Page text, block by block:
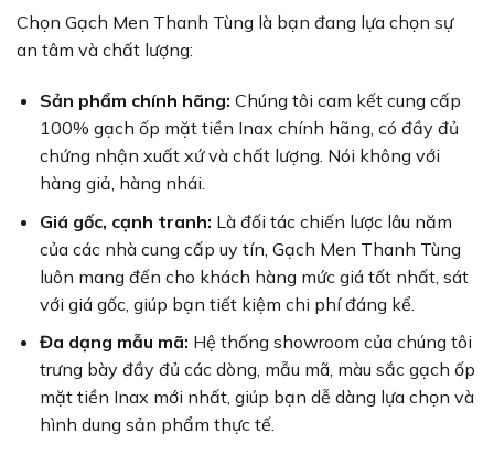
Chọn Gạch Men Thanh Tùng là bạn đang lựa chọn sự
an tâm và chất lượng:
Sản phẩm chính hãng: Chúng tôi cam kết cung cấp
100% gạch ốp mặt tiền Inax chính hãng, có đầy đủ
chứng nhận xuất xứ và chất lượng. Nói không với
hàng giả, hàng nhái.
Giá gốc, cạnh tranh: Là đối tác chiến lược lâu năm
của các nhà cung cấp uy tín, Gạch Men Thanh Tùng
luôn mang đến cho khách hàng mức giá tốt nhất, sát
với giá gốc, giúp bạn tiết kiệm chi phí đáng kể.
Đa dạng mẫu mã: Hệ thống showroom của chúng tôi
trưng bày đầy đủ các dòng, mẫu mã, màu sắc gạch ốp
mặt tiền Inax mới nhất, giúp bạn dễ dàng lựa chọn và
hình dung sản phẩm thực tế.